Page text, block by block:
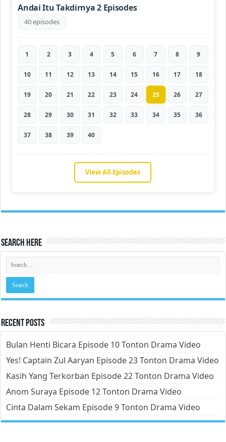
Andai Itu Takdirnya 2 Episodes
40 episodes
1 2 3 4 5 6 7 8 9
10 11 12 13 14 15 16 17 18
19 20 21 22 23 24 25 26 27
28 29 30 31 32 33 34 35 36
37 38 39 40
View All Episodes
Search Here
Recent Posts
Bulan Henti Bicara Episode 10 Tonton Drama Video
Yes! Captain Zul Aaryan Episode 23 Tonton Drama Video
Kasih Yang Terkorban Episode 22 Tonton Drama Video
Anom Suraya Episode 12 Tonton Drama Video
Cinta Dalam Sekam Episode 9 Tonton Drama Video